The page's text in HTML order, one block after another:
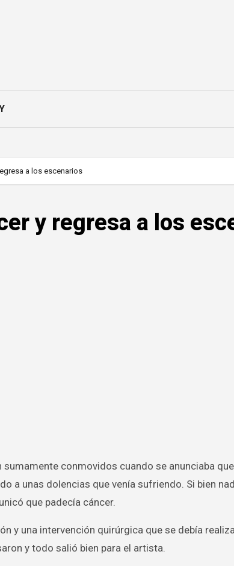
a los escenarios
y regresa a los
a unas dolencias que venía sufriendo. Si bien
que padecía cáncer.
y una intervención quirúrgica que se debía
y todo salió bien para el artista.